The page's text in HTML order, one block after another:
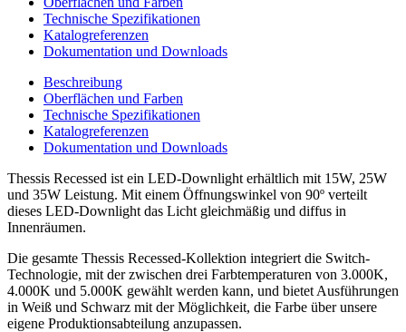
Technische Spezifikationen
Katalogreferenzen
Dokumentation und Downloads
Beschreibung
Oberflächen und Farben
Technische Spezifikationen
Katalogreferenzen
Dokumentation und Downloads
Thessis Recessed ist ein LED-Downlight erhältlich mit 15W, 25W
und 35W Leistung. Mit einem Öffnungswinkel von 90º verteilt
dieses LED-Downlight das Licht gleichmäßig und diffus in
Innenräumen.
Die gesamte Thessis Recessed-Kollektion integriert die Switch-
Technologie, mit der zwischen drei Farbtemperaturen von 3.000K,
4.000K und 5.000K gewählt werden kann, und bietet Ausführungen
in Weiß und Schwarz mit der Möglichkeit, die Farbe über unsere
eigene Produktionsabteilung anzupassen.